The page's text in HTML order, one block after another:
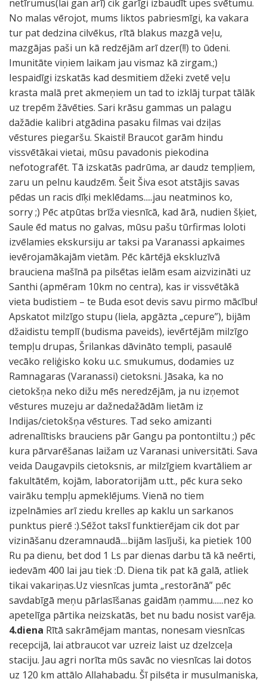
netīrumus(lai gan arī) cik garīgi izbaudīt upes svētumu.
No malas vērojot, mums liktos pabriesmīgi, ka vakara
tur pat dedzina cilvēkus, rītā blakus mazgā veļu,
mazgājas paši un kā redzējām arī dzer(!!) to ūdeni.
Imunitāte viņiem laikam jau vismaz kā zirgam.;)
Iespaidīgi izskatās kad desmitiem džeki zvetē veļu
krasta malā pret akmeņiem un tad to izklāj turpat tālāk
uz trepēm žāvēties. Sari krāsu gammas un palagu
dažādie kalibri atgādina pasaku filmas vai dziļas
vēstures piegaršu. Skaisti! Braucot garām hindu
vissvētākai vietai, mūsu pavadonis piekodina
nefotografēt. Tā izskatās padrūma, ar daudz tempļiem,
zaru un pelnu kaudzēm. Šeit Šiva esot atstājis savas
pēdas un racis dīķi meklēdams.....jau neatminos ko,
sorry ;) Pēc atpūtas brīža viesnīcā, kad ārā, nudien šķiet,
Saule ēd matus no galvas, mūsu pašu tūrfirmas loloti
izvēlamies ekskursiju ar taksi pa Varanassi apkaimes
ievērojamākajām vietām. Pēc kārtējā ekskluzīvā
brauciena mašīnā pa pilsētas ielām esam aizvizināti uz
Santhi (apmēram 10km no centra), kas ir vissvētākā
vieta budistiem – te Buda esot devis savu pirmo mācību!
Apskatot milzīgo stupu (liela, apgāzta „cepure”), bijām
džaidistu templī (budisma paveids), ievērtējām milzīgo
tempļu drupas, Šrilankas dāvināto templi, pasaulē
vecāko reliģisko koku u.c. smukumus, dodamies uz
Ramnagaras (Varanassi) cietoksni. Jāsaka, ka no
cietokšņa neko dižu mēs neredzējām, ja nu izņemot
vēstures muzeju ar dažnedažādām lietām iz
Indijas/cietokšņa vēstures. Tad seko amizanti
adrenalītisks brauciens pār Gangu pa pontontiltu ;) pēc
kura pārvarēšanas laižam uz Varanasi universitāti. Sava
veida Daugavpils cietoksnis, ar milzīgiem kvartāliem ar
fakultātēm, kojām, laboratorijām u.tt., pēc kura seko
vairāku tempļu apmeklējums. Vienā no tiem
izpelnāmies arī ziedu krelles ap kaklu un sarkanos
punktus pierē :).Sēžot taksī funktierējam cik dot par
vizināšanu dzeramnaudā....bijām lasījuši, ka pietiek 100
Ru pa dienu, bet dod 1 Ls par dienas darbu tā kā neērti,
iedevām 400 lai jau tiek :D. Diena tik pat kā galā, atliek
tikai vakariņas.Uz viesnīcas jumta „restorānā” pēc
savdabīgā meņu pārlasīšanas gaidām ņammu......nez ko
apetelīga pārtika neizskatās, bet nu badu nosist varēja.
4.diena Rītā sakrāmējam mantas, nonesam viesnīcas
recepcijā, lai atbraucot var uzreiz laist uz dzelzceļa
staciju. Jau agri norīta mūs savāc no viesnīcas lai dotos
uz 120 km attālo Allahabadu. Šī pilsēta ir musulmaniska,